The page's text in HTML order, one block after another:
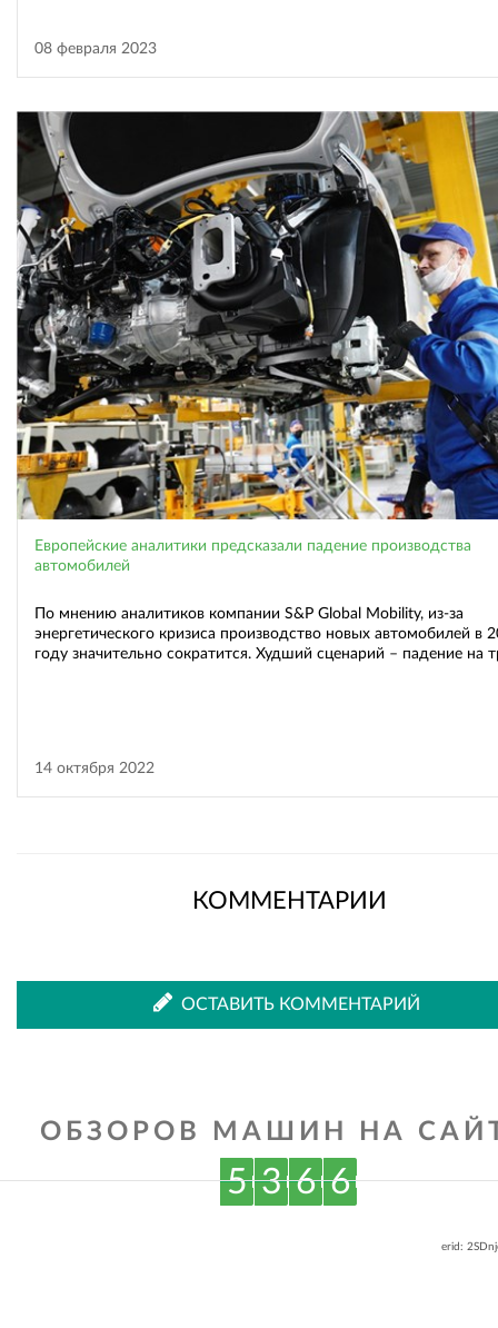
08 февраля 2023
Европейские аналитики предсказали падение производства
автомобилей
По мнению аналитиков компании S&P Global Mobility, из-за
энергетического кризиса производство новых автомобилей в
году значительно сократится. Худший сценарий – падение на
14 октября 2022
КОММЕНТАРИИ
ОСТАВИТЬ КОММЕНТАРИЙ
ОБЗОРОВ МАШИН НА
5 3 6 6
erid: